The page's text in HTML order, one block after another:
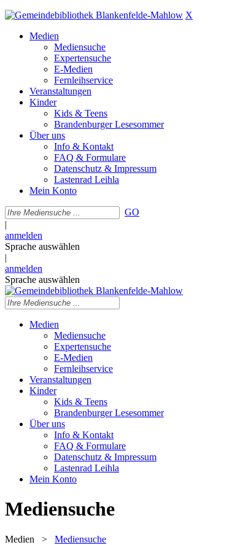
X
Medien
Mediensuche
Expertensuche
E-Medien
Fernleihservice
Veranstaltungen
Kinder
Kids & Teens
Brandenburger Lesesommer
Über uns
Info & Kontakt
FAQ & Formulare
Datenschutz & Impressum
Lastenrad Leihla
Mein Konto
GO
|
anmelden
Sprache auswählen
|
anmelden
Sprache auswählen
Medien
Mediensuche
Expertensuche
E-Medien
Fernleihservice
Veranstaltungen
Kinder
Kids & Teens
Brandenburger Lesesommer
Über uns
Info & Kontakt
FAQ & Formulare
Datenschutz & Impressum
Lastenrad Leihla
Mein Konto
Mediensuche
Medien > Mediensuche